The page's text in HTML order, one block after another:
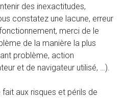
des inexactitudes,
constatez une lacune, erreur
merci de le
de la manière la plus
problème, action
et de navigateur utilisé, …).
aux risques et périls de